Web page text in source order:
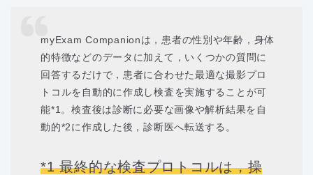
myExam Companionは，患者の性別や年齢，身体
的特徴などのデータに加えて，いくつかの質問に
回答するだけで，患者に合わせた最適な撮影プロ
トコルを自動的に作成し検査を実施することが可
能*1。検査後は診断に必要な画像や解析結果を自
動的*2に作成した後，診断医へ転送する。
*1 最終的な検査プロトコルは，操